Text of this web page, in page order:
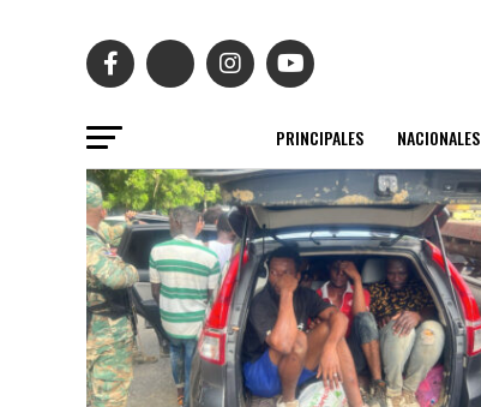
PRINCIPALES NACIONALES